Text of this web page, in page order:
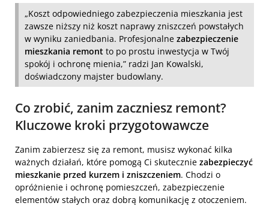
„Koszt odpowiedniego zabezpieczenia mieszkania jest
zawsze niższy niż koszt naprawy zniszczeń powstałych
w wyniku zaniedbania. Profesjonalne zabezpieczenie
mieszkania remont to po prostu inwestycja w Twój
spokój i ochronę mienia,” radzi Jan Kowalski,
doświadczony majster budowlany.
Co zrobić, zanim zaczniesz remont?
Kluczowe kroki przygotowawcze
Zanim zabierzesz się za remont, musisz wykonać kilka
ważnych działań, które pomogą Ci skutecznie zabezpieczyć
mieszkanie przed kurzem i zniszczeniem. Chodzi o
opróżnienie i ochronę pomieszczeń, zabezpieczenie
elementów stałych oraz dobrą komunikację z otoczeniem.